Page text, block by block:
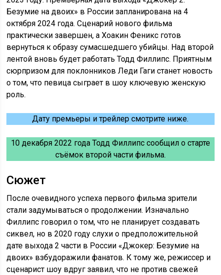
Безумие на двоих» в России запланирована на 4
октября 2024 года. Сценарий нового фильма
практически завершен, а Хоакин Феникс готов
вернуться к образу сумасшедшего убийцы. Над второй
лентой вновь будет работать Тодд Филлипс. Приятным
сюрпризом для поклонников Леди Гаги станет новость
о том, что певица сыграет в шоу ключевую женскую
роль.
Дату премьеры и трейлер смотрите ниже.
10 декабря 2022 года Тодд Филлипс сообщил о старте
съёмок второй части фильма.
Сюжет
После очевидного успеха первого фильма зрители
стали задумываться о продолжении. Изначально
Филлипс говорил о том, что не планирует создавать
сиквел, но в 2020 году слухи о предположительной
дате выхода 2 части в России «Джокер: Безумие на
двоих» взбудоражили фанатов. К тому же, режиссер и
сценарист шоу вдруг заявил, что не против свежей